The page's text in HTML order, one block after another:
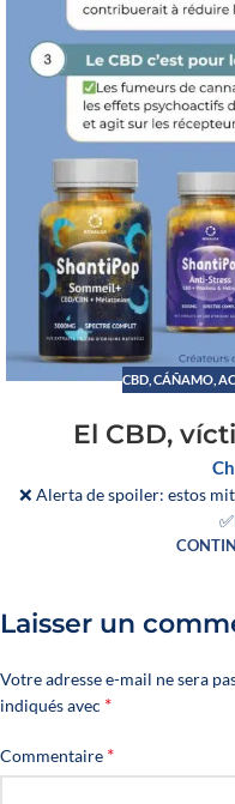
CBD, CÁÑAMO,
El CBD,
❌ Alerta de spoiler: estos
Laisser un
Votre adresse e-mail ne sera
indiqués avec *
Commentaire *